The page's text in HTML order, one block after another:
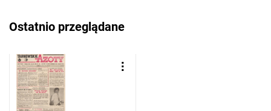
Azotowych im. Feliksa Dzierżyńskiego
Tarnowskie Azoty : tygodnik Zakładów
Azotowych im. Feliksa Dzierżyńskiego
w Tarnowie. 1983, nr 25
Tarnowskie Azoty : tygodnik Zakładów
Ostatnio przeglądane